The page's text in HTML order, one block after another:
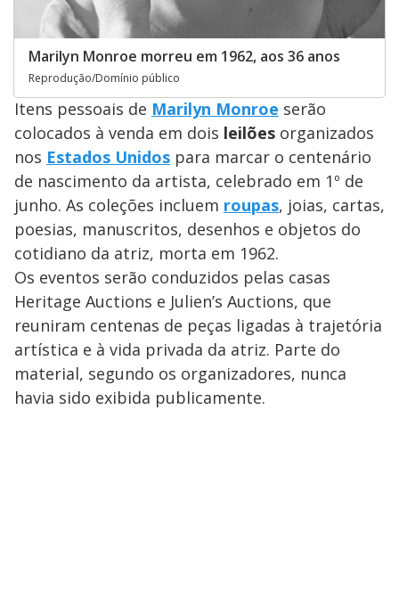
Marilyn Monroe morreu em 1962, aos 36 anos
Reprodução/Domínio público
Itens pessoais de Marilyn Monroe serão
colocados à venda em dois leilões organizados
nos Estados Unidos para marcar o centenário
de nascimento da artista, celebrado em 1º de
junho. As coleções incluem roupas, joias, cartas,
poesias, manuscritos, desenhos e objetos do
cotidiano da atriz, morta em 1962.
Os eventos serão conduzidos pelas casas
Heritage Auctions e Julien’s Auctions, que
reuniram centenas de peças ligadas à trajetória
artística e à vida privada da atriz. Parte do
material, segundo os organizadores, nunca
havia sido exibida publicamente.